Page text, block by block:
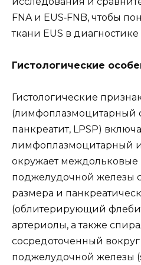
FNA и EUS‐FNB, чтобы
ткани EUS в диагностике
Гистологические
Гистологические
(лимфоплазмоцитарный
панкреатит, LPSP)
лимфоплазмоцитарный
окружает междольковые
поджелудочной железы
размера и
(облитерирующий
артериолы, а также
сосредоточенный
поджелудочной железы